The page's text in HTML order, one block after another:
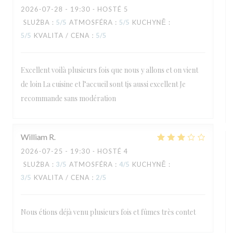
2026-07-28 - 19:30 - HOSTÉ 5
SLUŽBA : 5/5 ATMOSFÉRA : 5/5 KUCHYNĚ :
5/5 KVALITA / CENA : 5/5
Excellent voilà plusieurs fois que nous y allons et on vient
de loin La cuisine et l’accueil sont tjs aussi excellent Je
recommande sans modération
William R
2026-07-25 - 19:30 - HOSTÉ 4
SLUŽBA : 3/5 ATMOSFÉRA : 4/5 KUCHYNĚ :
3/5 KVALITA / CENA : 2/5
Nous étions déjà venu plusieurs fois et fûmes très contet